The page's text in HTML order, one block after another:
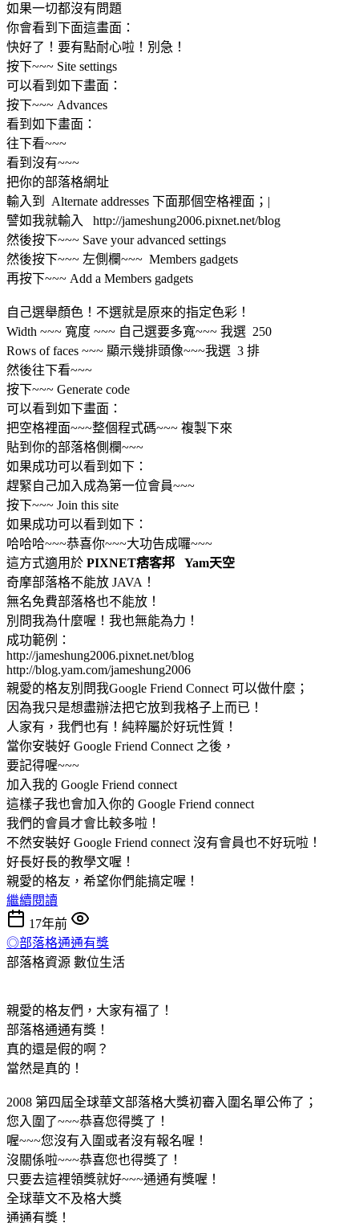
如果一切都沒有問題
你會看到下面這畫面：
快好了！要有點耐心啦！別急！
按下~~~ Site settings
可以看到如下畫面：
按下~~~ Advances
看到如下畫面：
往下看~~~
看到沒有~~~
把你的部落格網址
輸入到 Alternate addresses 下面那個空格裡面；|
譬如我就輸入 http://jameshung2006.pixnet.net/blog
然後按下~~~ Save your advanced settings
然後按下~~~ 左側欄~~~ Members gadgets
再按下~~~ Add a Members gadgets
自己選舉顏色！不選就是原來的指定色彩！
Width ~~~ 寬度 ~~~ 自己選要多寬~~~ 我選 250
Rows of faces ~~~ 顯示幾排頭像~~~我選 3 排
然後往下看~~~
按下~~~ Generate code
可以看到如下畫面：
把空格裡面~~~整個程式碼~~~ 複製下來
貼到你的部落格側欄~~~
如果成功可以看到如下：
趕緊自己加入成為第一位會員~~~
按下~~~ Join this site
如果成功可以看到如下：
哈哈哈~~~恭喜你~~~大功告成囉~~~
這方式適用於 PIXNET痞客邦
Yam天空
奇摩部落格不能放 JAVA！
無名免費部落格也不能放！
別問我為什麼喔！我也無能為力！
成功範例：
http://jameshung2006.pixnet.net/blog
http://blog.yam.com/jameshung2006
親愛的格友別問我Google Friend Connect 可以做什麼；
因為我只是想盡辦法把它放到我格子上而已！
人家有，我們也有！純粹屬於好玩性質！
當你安裝好 Google Friend Connect 之後，
要記得喔~~~
加入我的 Google Friend connect
這樣子我也會加入你的 Google Friend connect
我們的會員才會比較多啦！
不然安裝好 Google Friend connect 沒有會員也不好玩啦！
好長好長的教學文喔！
親愛的格友，希望你們能搞定喔！
繼續閱讀
17年前
◎部落格通通有獎
部落格資源 數位生活
親愛的格友們，大家有福了！
部落格通通有獎！
真的還是假的啊？
當然是真的！
2008 第四屆全球華文部落格大獎初審入圍名單公佈了；
您入圍了~~~恭喜您得獎了！
喔~~~您沒有入圍或者沒有報名喔！
沒關係啦~~~恭喜您也得獎了！
只要去這裡領獎就好~~~通通有獎喔！
全球華文不及格大獎
通通有獎！